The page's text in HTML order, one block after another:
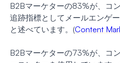
B2Bマーケターの83%が、コ
追跡指標としてメールエンゲ
と述べています。(Content
B2Bマーケターの73%が、コ